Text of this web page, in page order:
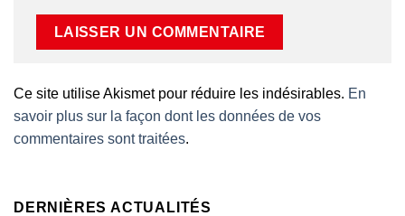
Ce site utilise Akismet pour réduire les indésirables. En
savoir plus sur la façon dont les données de vos
commentaires sont traitées.
DERNIÈRES ACTUALITÉS